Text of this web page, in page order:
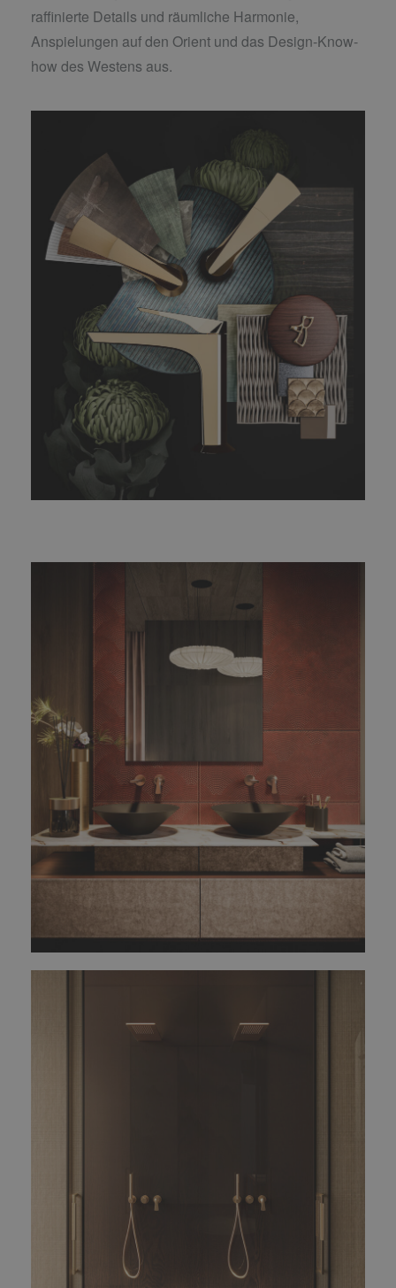
raffinierte Details und räumliche Harmonie,
Anspielungen auf den Orient und das Design-Know-
how des Westens aus.